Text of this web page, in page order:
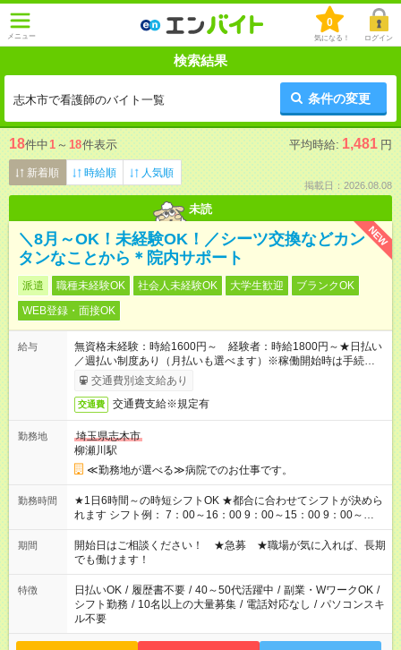
メニュー
0
気になる！ ログイン
検索結果
志木市で看護師のバイト一覧 条件の変更
18件中1 ～ 18件表示 平均時給: 1,481 円
新着順 時給順 人気順
掲載日：2026.08.08
未読
NEW
＼8月～OK！未経験OK！／シーツ交換などカン
タンなことから＊院内サポート
派遣 職種未経験OK 社会人未経験OK 大学生歓迎
ブランクOK
WEB登録・面接OK
給与
無資格未経験：時給1600円～ 経験者：時給1800円～★日払い
／週払い制度あり（月払いも選べます）※稼働開始時は手続き完
了次第のお支払いとなります。
交通費別途支給あり
交通費 交通費支給※規定有
勤務地
埼玉県志木市
柳瀬川駅
≪勤務地が選べる≫病院でのお仕事です。
勤務時間
★1日6時間～の時短シフトOK ★都合に合わせてシフトが決めら
れます シフト例： 7：00～16：00 9：00～15：00 9：00～
18：00 11：00～20：00 など ※Wワークの場合、他のお仕事と
合わせ週40時間超の就業はご案内できません ※法令に基づき、
週20時間以上勤務は社会保険への加入対象となります ※労働者
派遣法（日雇い派遣の原則禁止）により、短時間・短期間の就
業はご案内が難しい場合があります
期間
開始日はご相談ください！ ★急募 ★職場が気に入れば、長期
でも働けます！
特徴 日払いOK / 履歴書不要 / 40～50代活躍中 / 副業・WワークOK /
シフト勤務 / 10名以上の大量募集 / 電話対応なし / パソコンスキ
ル不要